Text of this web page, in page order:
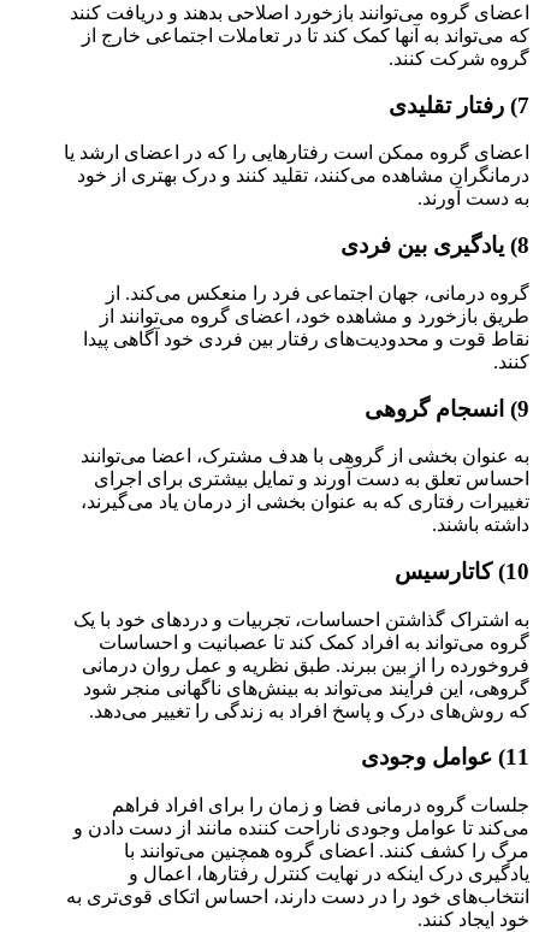
اعضای گروه می‌توانند بازخورد اصلاحی بدهند و دریافت کنند
که می‌تواند به آنها کمک کند تا در تعاملات اجتماعی خارج از
گروه شرکت کنند.
7) رفتار تقلیدی
اعضای گروه ممکن است رفتارهایی را که در اعضای ارشد یا
درمانگران مشاهده می‌کنند، تقلید کنند و درک بهتری از خود
به دست آورند.
8) یادگیری بین فردی
گروه درمانی، جهان اجتماعی فرد را منعکس می‌کند. از
طریق بازخورد و مشاهده خود، اعضای گروه می‌توانند از
نقاط قوت و محدودیت‌های رفتار بین فردی خود آگاهی پیدا
کنند.
9) انسجام گروهی
به عنوان بخشی از گروهی با هدف مشترک، اعضا می‌توانند
احساس تعلق به دست آورند و تمایل بیشتری برای اجرای
تغییرات رفتاری که به عنوان بخشی از درمان یاد می‌گیرند،
داشته باشند.
10) کاتارسیس
به اشتراک گذاشتن احساسات، تجربیات و دردهای خود با یک
گروه می‌تواند به افراد کمک کند تا عصبانیت و احساسات
فروخورده را از بین ببرند. طبق نظریه و عمل روان‌ درمانی
گروهی، این فرآیند می‌تواند به بینش‌های ناگهانی منجر شود
که روش‌های درک و پاسخ افراد به زندگی را تغییر می‌دهد.
11) عوامل وجودی
جلسات گروه درمانی فضا و زمان را برای افراد فراهم
می‌کند تا عوامل وجودی ناراحت کننده مانند از دست دادن و
مرگ را کشف کنند. اعضای گروه همچنین می‌توانند با
یادگیری درک اینکه در نهایت کنترل رفتارها، اعمال و
انتخاب‌های خود را در دست دارند، احساس اتکای قوی‌تری به
خود ایجاد کنند.